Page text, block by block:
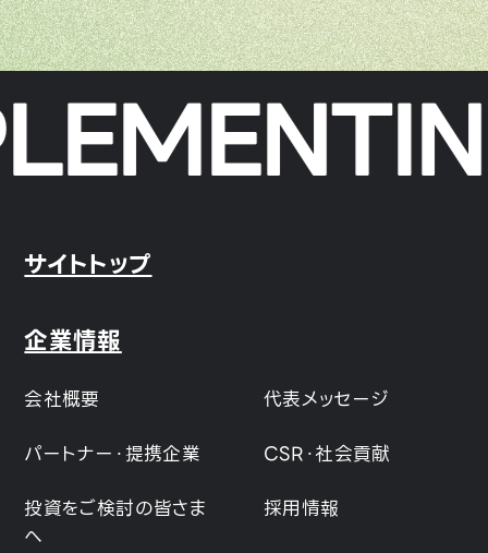
サイトトップ
企業情報
会社概要
代表メッセージ
パートナー・提携企業
CSR・社会貢献
投資をご検討の皆さま
へ
採用情報